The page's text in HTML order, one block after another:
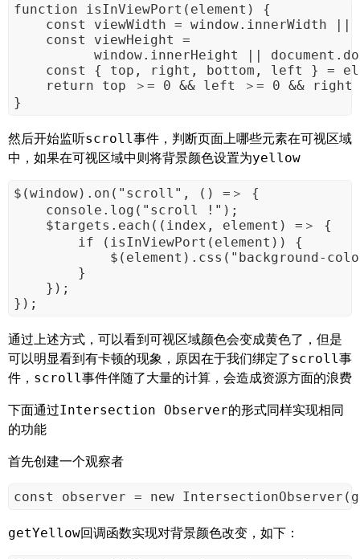
function isInViewPort(element) {
const viewWidth = window.innerWidth
    const viewHeight =
window.innerHeight ||
const { top, right, bottom, left } =
return top ＞= 0 && left ＞= 0 &&
}
然后开始监听scroll事件，判断页面上哪些元素在可视区域
中，如果在可视区域中则将背景颜色设置为yellow
$(window).on("scroll", () =＞ {
    console.log("scroll !");
    $targets.each((index, element) =＞ {
        if (isInViewPort(element)) {
$(element).css("background-
        }
    });
});
通过上述方式，可以看到可视区域颜色会变成黄色了，但是
可以明显看到有卡顿的现象，原因在于我们绑定了scroll事
件， scroll事件伴随了大量的计算，会造成资源方面的浪费
下面通过Intersection Observer的形式同样实现相同
的功能
首先创建一个观察者
const observer = new
getYellow回调函数实现对背景颜色改变，如下：